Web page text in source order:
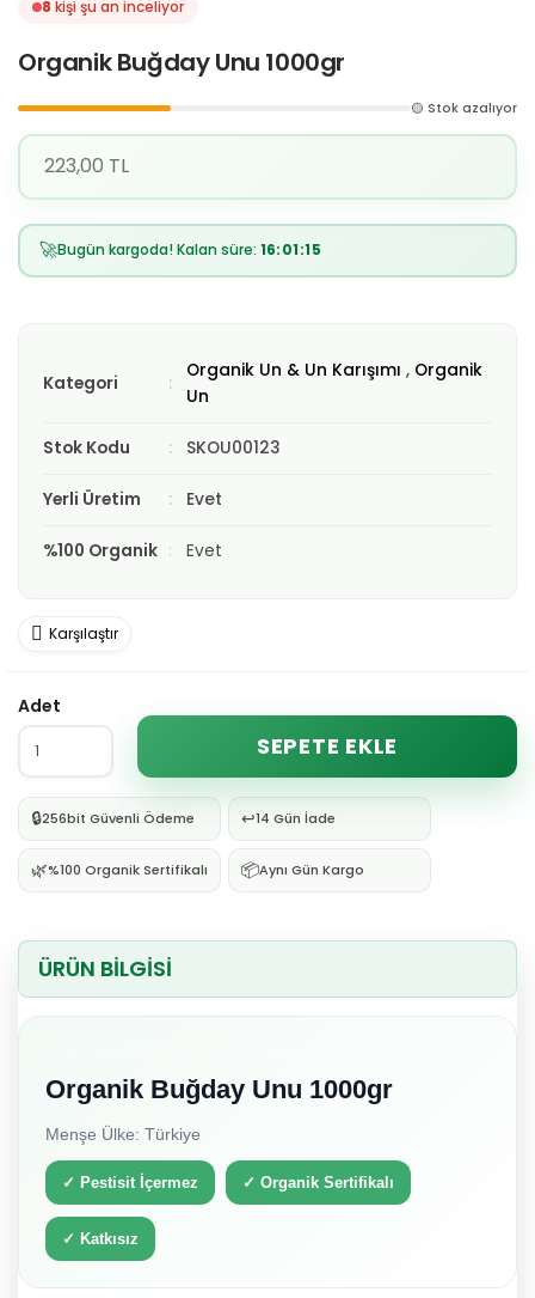
8 kişi şu an inceliyor
Organik Buğday Unu 1000gr
🟡 Stok azalıyor
223,00 TL
🚀Bugün kargoda! Kalan süre: 16:01:15
Kategori
Organik Un & Un Karışımı , Organik
Un
Stok Kodu SKOU00123
Yerli Üretim Evet
%100 Organik Evet
Karşılaştır
Adet
SEPETE EKLE
🔒256bit Güvenli Ödeme ↩️14 Gün İade
🌿%100 Organik Sertifikalı 📦Aynı Gün Kargo
ÜRÜN BİLGİSİ
Organik Buğday Unu 1000gr
Menşe Ülke: Türkiye
✓ Pestisit İçermez ✓ Organik Sertifikalı
✓ Katkısız